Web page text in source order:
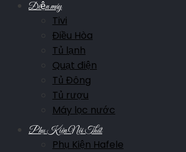
Điện máy
Tivi
Điều Hòa
Tủ lạnh
Quạt điện
Tủ Đông
Tủ rượu
Máy lọc nước
Phụ Kiện Nội Thất
Phụ Kiện Hafele